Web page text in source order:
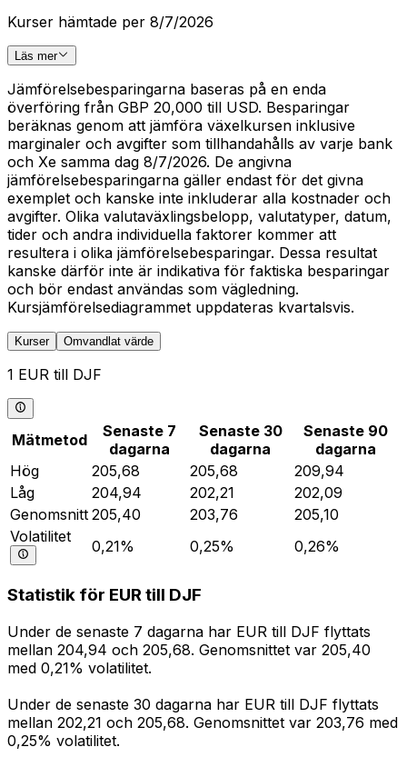
Kurser hämtade per 8/7/2026
Läs mer
Jämförelsebesparingarna baseras på en enda
överföring från GBP 20,000 till USD. Besparingar
beräknas genom att jämföra växelkursen inklusive
marginaler och avgifter som tillhandahålls av varje bank
och Xe samma dag 8/7/2026. De angivna
jämförelsebesparingarna gäller endast för det givna
exemplet och kanske inte inkluderar alla kostnader och
avgifter. Olika valutaväxlingsbelopp, valutatyper, datum,
tider och andra individuella faktorer kommer att
resultera i olika jämförelsebesparingar. Dessa resultat
kanske därför inte är indikativa för faktiska besparingar
och bör endast användas som vägledning.
Kursjämförelsediagrammet uppdateras kvartalsvis.
Kurser Omvandlat värde
1 EUR till DJF
Mätmetod
Senaste 7
dagarna
Senaste 30
dagarna
Senaste 90
dagarna
Hög
205,68 205,68
209,94
Låg
204,94 202,21
202,09
Genomsnitt 205,40 203,76
205,10
Volatilitet
0,21% 0,25% 0,26%
Statistik för EUR till DJF
Under de senaste 7 dagarna har EUR till DJF flyttats
mellan 204,94 och 205,68. Genomsnittet var 205,40
med 0,21% volatilitet.
Under de senaste 30 dagarna har EUR till DJF flyttats
mellan 202,21 och 205,68. Genomsnittet var 203,76 med
0,25% volatilitet.